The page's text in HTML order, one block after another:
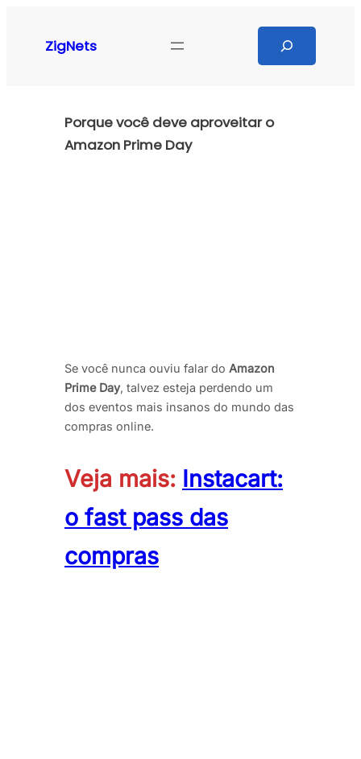
ZigNets
Porque você deve aproveitar o
Amazon Prime Day
Se você nunca ouviu falar do Amazon
Prime Day, talvez esteja perdendo um
dos eventos mais insanos do mundo das
compras online.
Veja mais: Instacart:
o fast pass das
compras